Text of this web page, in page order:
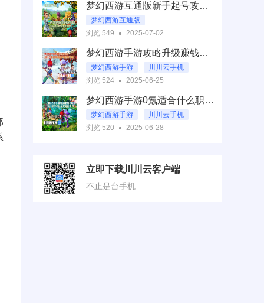
梦幻西游互通版新手起号攻略:川川云手机多开托管养号助手
梦幻西游互通版
川川云手机
梦幻西游互通版新手起号攻略
浏览 549 2025-07-02
梦幻西游手游攻略升级赚钱秘籍:川川云手机保姆级双开搬砖攻略
梦幻西游手游
川川云手机
梦幻西游手游攻略升级赚钱秘籍
浏览 524 2025-06-25
梦幻西游手游0氪适合什么职业？川川云手机挂机起号指南
梦幻西游手游
川川云手机
梦幻西游手游0氪适合什么职业
浏览 520 2025-06-28
立即下载川川云客户端
不止是台手机